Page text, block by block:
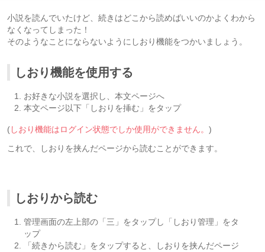
小説を読んでいたけど、続きはどこから読めばいいのかよくわから
なくなってしまった！
そのようなことにならないようにしおり機能をつかいましょう。
しおり機能を使用する
お好きな小説を選択し、本文ページへ
本文ページ以下「しおりを挿む」をタップ
(しおり機能はログイン状態でしか使用ができません。 )
これで、しおりを挟んだページから読むことができます。
しおりから読む
管理画面の左上部の「三」をタップし「しおり管理」をタ
ップ
「続きから読む」をタップすると、しおりを挟んだページ